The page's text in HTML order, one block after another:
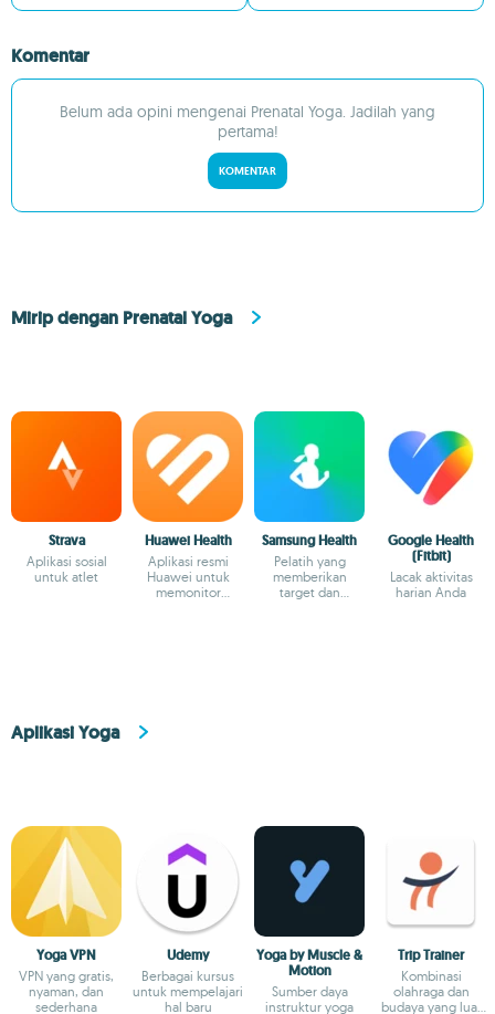
Komentar
Belum ada opini mengenai Prenatal Yoga. Jadilah yang
pertama!
KOMENTAR
Mirip dengan Prenatal Yoga
Strava
Aplikasi sosial
untuk atlet
Huawei Health
Aplikasi resmi
Huawei untuk
memonitor
Samsung Health
Pelatih yang
memberikan
target dan
Google Health
(Fitbit)
Lacak aktivitas
harian Anda
Aplikasi Yoga
Yoga VPN
VPN yang gratis,
nyaman, dan
sederhana
Udemy
Berbagai kursus
untuk mempelajari
hal baru
Yoga by Muscle &
Motion
Sumber daya
instruktur yoga
Trip Trainer
Kombinasi
olahraga dan
budaya yang luar